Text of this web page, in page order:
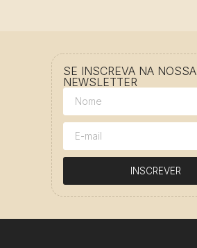
SE INSCREVA NA NOSSA
NEWSLETTER
INSCREVER